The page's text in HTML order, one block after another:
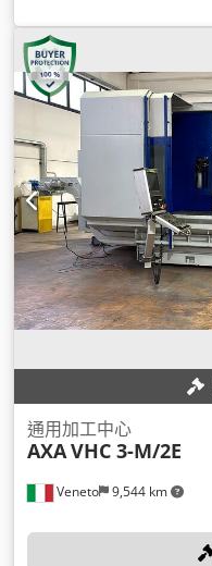
Veneto 9,544 km
通用加工中心
AXAVHC 3-M/2E